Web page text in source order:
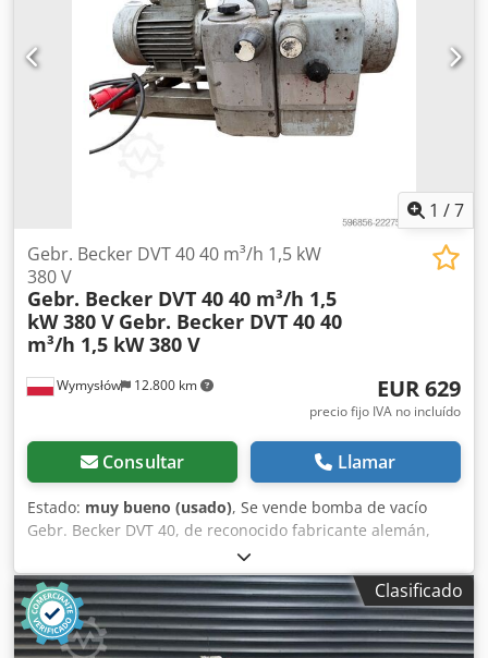
1 /7
Wymysłów 12.800 km
Gebr. Becker DVT 40 40 m³/h 1,5 kW
380 V
Gebr. Becker DVT 40 40 m³/h 1,5
kW 380 V Gebr. Becker DVT 40 40
m³/h 1,5 kW 380 V
EUR 629
precio fijo IVA no incluído
Consultar Llamar
Estado: muy bueno (usado), Se vende bomba de vacío
Gebr. Becker DVT 40, de reconocido fabricante alemán,
Becker. Este dispositivo está diseñado para aplicaciones
industriales, como máquinas CNC, máquinas para el
procesamiento de madera, máquinas de embalaje,
sistemas de ventosas de vacío y otras instalaciones que
requieren la generación de vacío. La bomba se entrega
Clasificado